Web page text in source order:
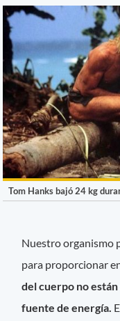
Tom Hanks bajó 24 kg
Nuestro organismo
para proporcionar
del cuerpo no
fuente de energía.